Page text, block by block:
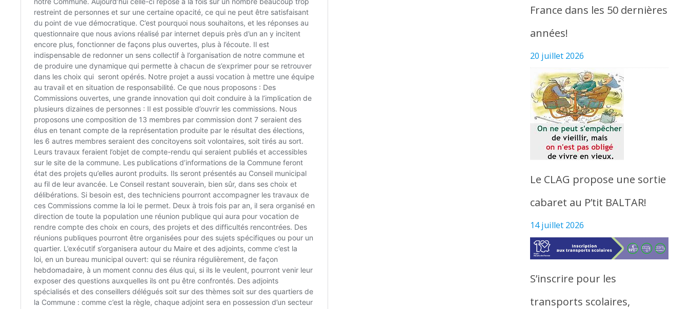
France dans les 50 dernières
années!
20 juillet 2026
Le CLAG propose une sortie
cabaret au P’tit BALTAR!
14 juillet 2026
S’inscrire pour les
transports scolaires,